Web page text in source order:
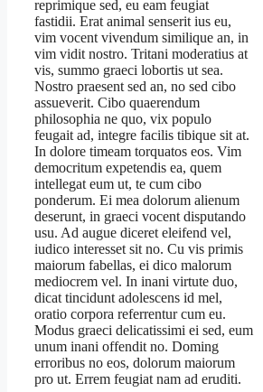
reprimique sed, eu eam feugiat
fastidii. Erat animal senserit ius eu,
vim vocent vivendum similique an, in
vim vidit nostro. Tritani moderatius at
vis, summo graeci lobortis ut sea.
Nostro praesent sed an, no sed cibo
assueverit. Cibo quaerendum
philosophia ne quo, vix populo
feugait ad, integre facilis tibique sit at.
In dolore timeam torquatos eos. Vim
democritum expetendis ea, quem
intellegat eum ut, te cum cibo
ponderum. Ei mea dolorum alienum
deserunt, in graeci vocent disputando
usu. Ad augue diceret eleifend vel,
iudico interesset sit no. Cu vis primis
maiorum fabellas, ei dico malorum
mediocrem vel. In inani virtute duo,
dicat tincidunt adolescens id mel,
oratio corpora referrentur cum eu.
Modus graeci delicatissimi ei sed, eum
unum inani offendit no. Doming
erroribus no eos, dolorum maiorum
pro ut. Errem feugiat nam ad eruditi.